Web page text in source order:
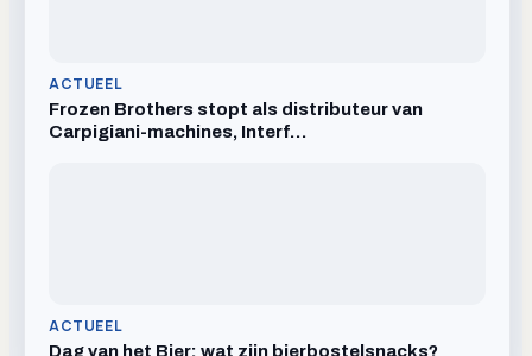
ACTUEEL
Frozen Brothers stopt als distributeur van
Carpigiani-machines, Interf…
ACTUEEL
Dag van het Bier: wat zijn bierbostelsnacks?